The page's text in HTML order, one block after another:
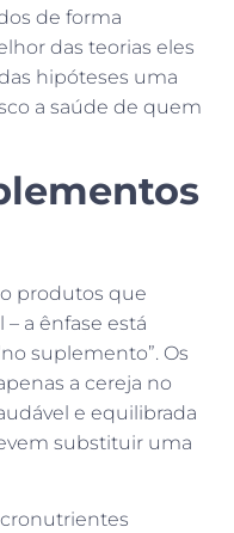
de forma
das teorias eles
hipóteses uma
a saúde de quem
produtos que
a ênfase está
suplemento”. Os
a cereja no
e equilibrada
substituir uma